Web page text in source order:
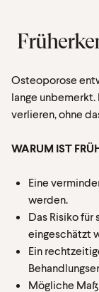
Osteoporose
lange
verlieren, ohne
WARUM IST
Eine
werden.
Das Risiko
eingeschätzt
Ein
Mögliche